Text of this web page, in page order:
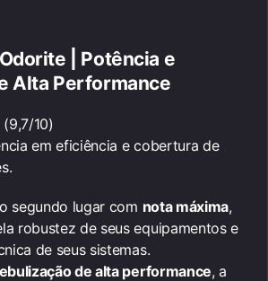
| Potência e
Alta Performance
10)
em eficiência e cobertura de
segundo lugar com nota máxima,
robustez de seus equipamentos e
de seus sistemas.
de alta performance, a